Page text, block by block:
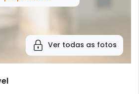
Ver todas as fotos